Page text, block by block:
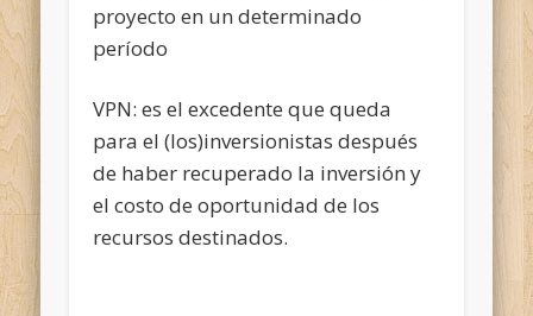
proyecto en un determinado
período
VPN: es el excedente que queda
para el (los)inversionistas después
de haber recuperado la inversión y
el costo de oportunidad de los
recursos destinados.